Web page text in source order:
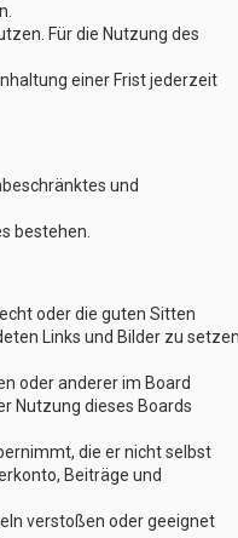
Für die Nutzung des
einer Frist jederzeit
und
bestehen.
oder die guten Sitten
Links und Bilder zu setzen
oder anderer im Board
Nutzung dieses Boards
die er nicht selbst
Beiträge und
verstoßen oder geeignet